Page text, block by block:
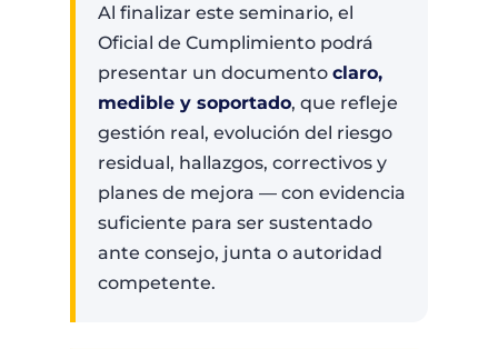
Al finalizar este seminario, el
Oficial de Cumplimiento podrá
presentar un documento claro,
medible y soportado, que refleje
gestión real, evolución del riesgo
residual, hallazgos, correctivos y
planes de mejora — con evidencia
suficiente para ser sustentado
ante consejo, junta o autoridad
competente.